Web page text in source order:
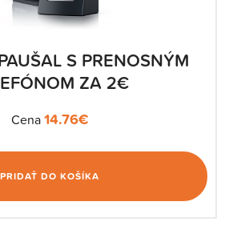
S PRENOSNÝM
ZA 2€
Cena14.76€
PRIDAŤ DO KOŠÍKA